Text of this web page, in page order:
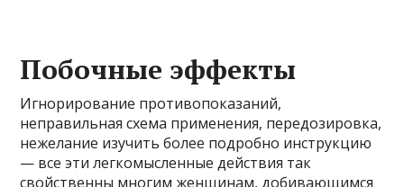
Побочные эффекты
Игнорирование противопоказаний,
неправильная схема применения, передозировка,
нежелание изучить более подробно инструкцию
— все эти легкомысленные действия так
свойственны многим женщинам, добивающимся